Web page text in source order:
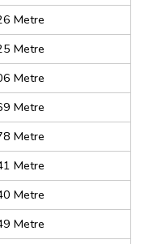
Metre
Metre
Metre
Metre
Metre
Metre
Metre
Metre